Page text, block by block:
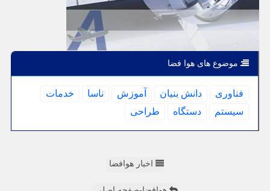
موضوع های هوا فضا
فناوری دانش بنیان آموزش ناسا
خدمات
سیستم
دستگاه طراحی
اخبار هوافضا